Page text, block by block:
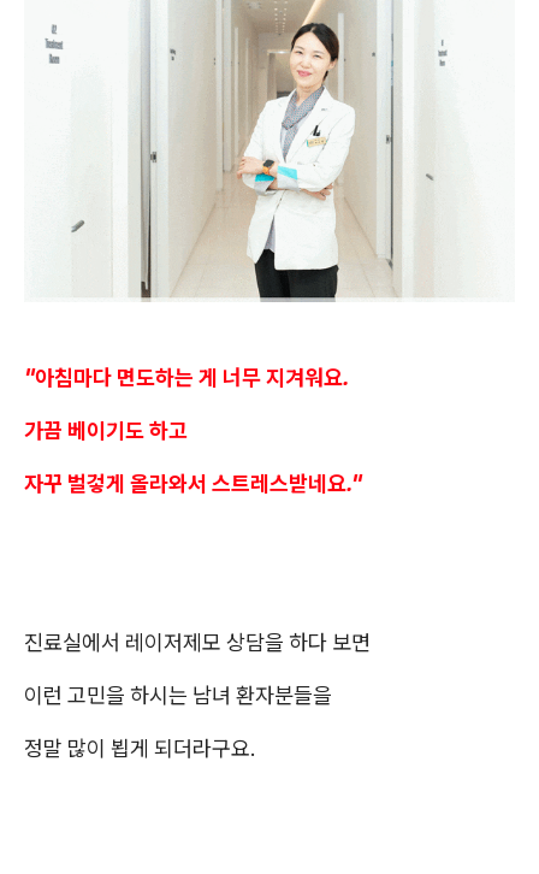
"아침마다 면도하는 게 너무 지겨워요.
가끔 베이기도 하고
자꾸 벌겋게 올라와서 스트레스받네요."
진료실에서 레이저제모 상담을 하다 보면
이런 고민을 하시는 남녀 환자분들을
정말 많이 뵙게 되더라구요.